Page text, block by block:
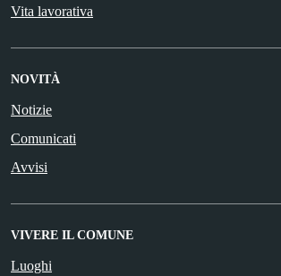
Vita lavorativa
NOVITÀ
Notizie
Comunicati
Avvisi
VIVERE IL COMUNE
Luoghi